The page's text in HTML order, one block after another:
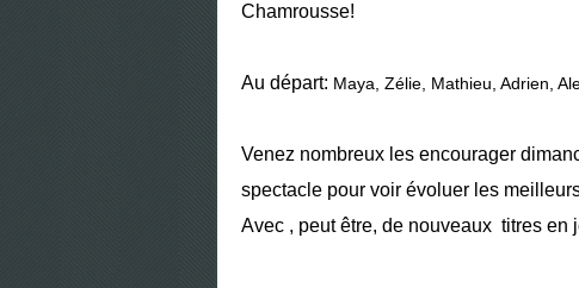
Chamrousse!
Au départ: Maya, Zélie, Mathieu, Adrien,
Venez nombreux les encourager
spectacle pour voir évoluer les
Avec , peut être, de nouveaux titres en